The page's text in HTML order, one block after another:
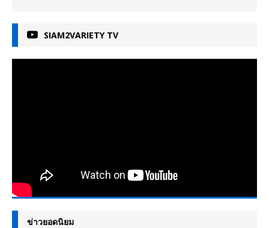
SIAM2VARIETY TV
ข่าวยอดนิยม